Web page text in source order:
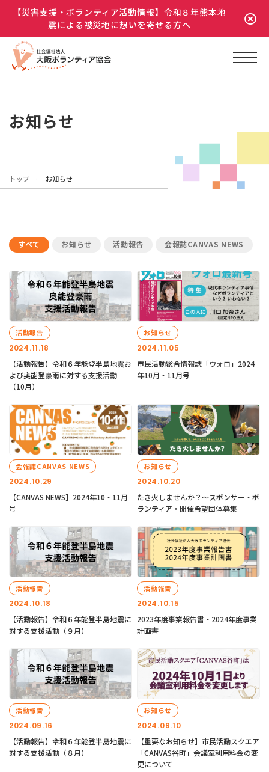
【災害支援・ボランティア活動情報】令和８年熊本地
震による被災地に想いを寄せる方へ
お知らせ
トップ お知らせ
すべて お知らせ 活動報告 会報誌CANVAS NEWS
2024.11.18
活動報告
【活動報告】令和６年能登半島地震お
よび奥能登豪雨に対する支援活動
（10月）
2024.11.05
お知らせ
市民活動総合情報誌「ウォロ」2024
年10月・11月号
2024.10.29
会報誌CANVAS NEWS
【CANVAS NEWS】2024年10・11月
号
2024.10.20
お知らせ
たき火しませんか？～スポンサー・ボ
ランティア・開催希望団体募集
2024.10.18
活動報告
【活動報告】令和６年能登半島地震に
対する支援活動（９月）
2024.10.15
活動報告
2023年度事業報告書・2024年度事業
計画書
2024.09.16
活動報告
【活動報告】令和６年能登半島地震に
対する支援活動（８月）
2024.09.10
お知らせ
【重要なお知らせ】市民活動スクエア
「CANVAS谷町」会議室利用料金の変
更について